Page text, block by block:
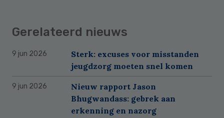
Gerelateerd nieuws
9 jun 2026
Sterk: excuses voor misstanden
jeugdzorg moeten snel komen
9 jun 2026
Nieuw rapport Jason
Bhugwandass: gebrek aan
erkenning en nazorg